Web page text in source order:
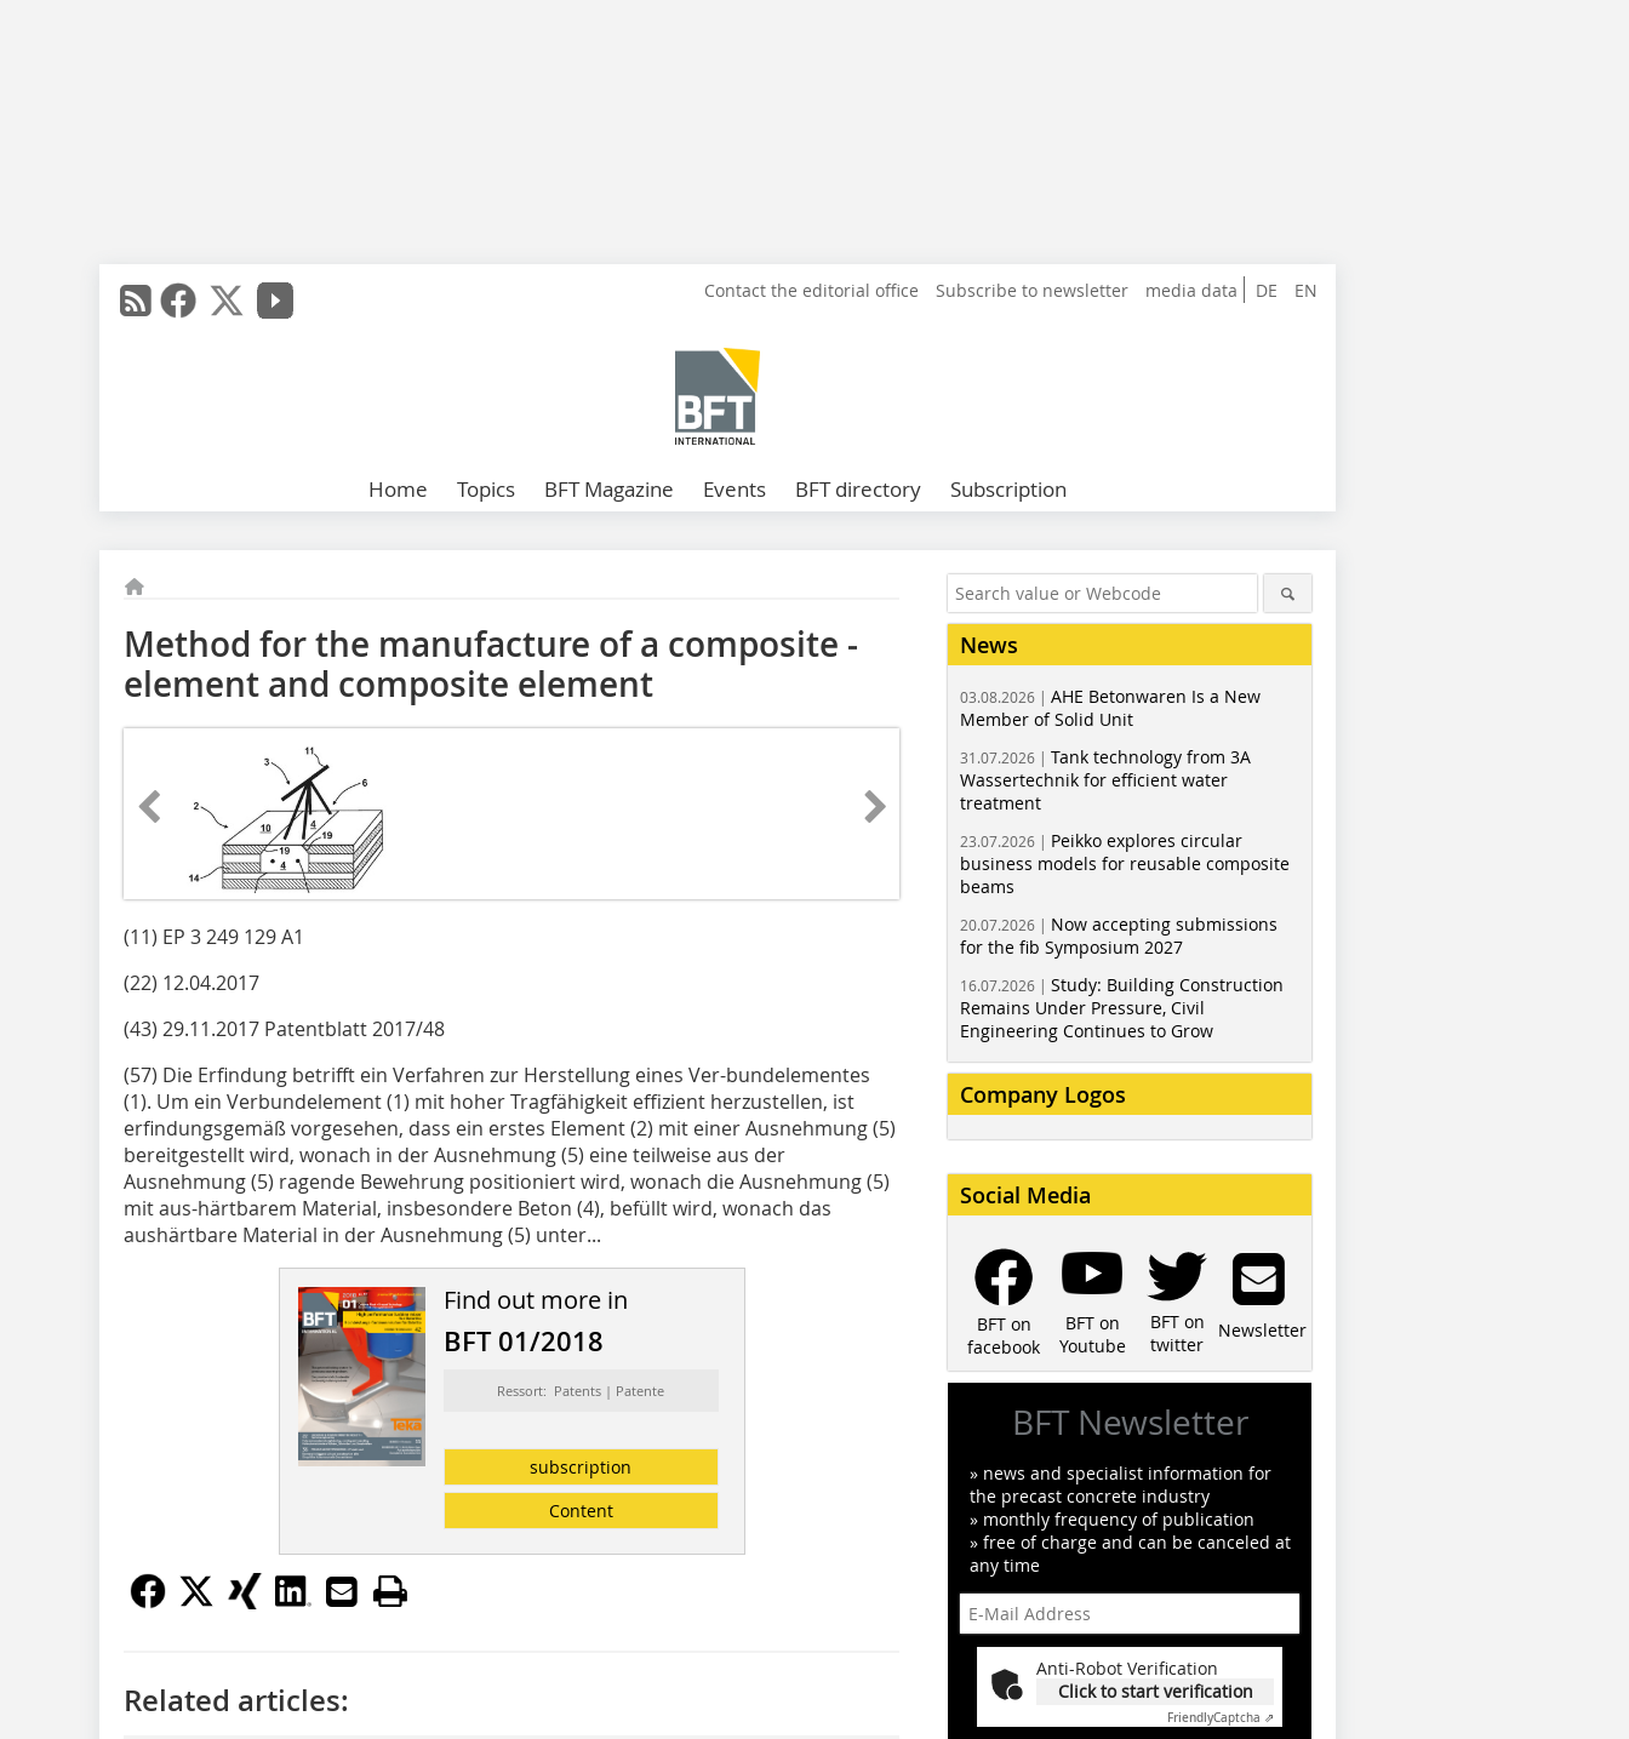
DE EN
Contact the editorial office Subscribe to newsletter media data
Home Topics BFT Magazine Events BFT directory Subscription
Method for the manufacture of a composite ­
element and composite element
(11) EP 3 249 129 A1
(22) 12.04.2017
(43) 29.11.2017 Patentblatt 2017/48
(57) Die Erfindung betrifft ein Verfahren zur Herstellung eines Ver-bundelementes
(1). Um ein Verbundele­ment (1) mit hoher Tragfähigkeit effizient herzustellen, ist
erfindungsgemäß vorgesehen, dass ein erstes Ele­ment (2) mit einer Ausnehmung (5)
bereitgestellt wird, wonach in der Ausnehmung (5) eine teilweise aus der
Ausnehmung (5) ragende Bewehrung positioniert wird, wonach die Ausnehmung (5)
mit aus-härtbarem Material, insbesondere Beton (4), befüllt wird, wonach das
aushärtbare Material in der Ausnehmung (5) unter...
Find out more in
BFT 01/2018
Ressort: Patents | Patente
subscription
Content
Related articles:
News
03.08.2026 | AHE Betonwaren Is a New
Member of Solid Unit
31.07.2026 | Tank technology from 3A
Wassertechnik for efficient water
treatment
23.07.2026 | Peikko explores circular
business models for reusable composite
beams
20.07.2026 | Now accepting submissions
for the fib Symposium 2027
16.07.2026 | Study: Building Construction
Remains Under Pressure, Civil
Engineering Continues to Grow
Company Logos
Social Media
BFT on
facebook
BFT on
Youtube
BFT on
twitter
Newsletter
BFT Newsletter
» news and specialist information for
the precast concrete industry
» monthly frequency of publication
» free of charge and can be canceled at
any time
Anti-Robot Verification
Click to start verification
FriendlyCaptcha ⇗